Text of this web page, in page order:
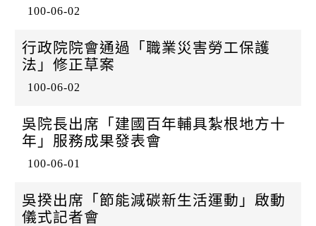
100-06-02
行政院院會通過「職業災害勞工保護
法」修正草案
100-06-02
吳院長出席「建國百年輔具紮根地方十
年」服務成果發表會
100-06-01
吳揆出席「節能減碳新生活運動」啟動
儀式記者會